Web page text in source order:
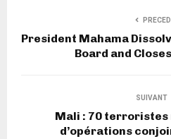
President Mahama
Board and
SUIVANT
Mali : 70
d’opérations